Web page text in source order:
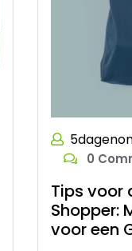
0
Tips voor
Shopper:
voor een